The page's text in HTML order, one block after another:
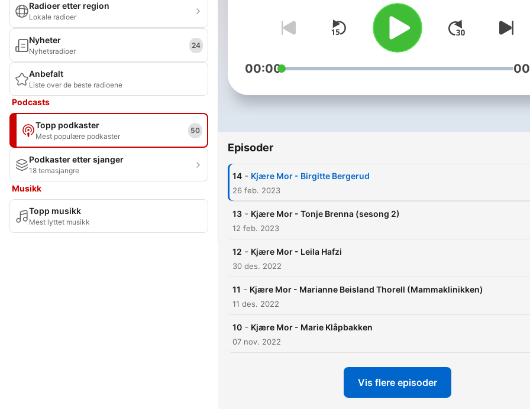
Radioer etter region
Lokale radioer
Nyheter
Nyhetsradioer
24
Anbefalt
Liste over de beste radioene
Podcasts
Topp podkaster
Mest populære podkaster
50
Podkaster etter sjanger
18 temasjangre
Musikk
Topp musikk
Mest lyttet musikk
mødres egne tanker,
og synspunkt om livet
komplekse rollen det er,
å være mor.
00:00
Episoder
14 - Kjære Mor - Birgitte Bergerud
26 feb. 2023
13 - Kjære Mor - Tonje Brenna (sesong 2)
12 feb. 2023
12 - Kjære Mor - Leila Hafzi
30 des. 2022
11 - Kjære Mor - Marianne Beisland Thorell (Mammaklinikken)
11 des. 2022
10 - Kjære Mor - Marie Klåpbakken
07 nov. 2022
Vis flere episoder